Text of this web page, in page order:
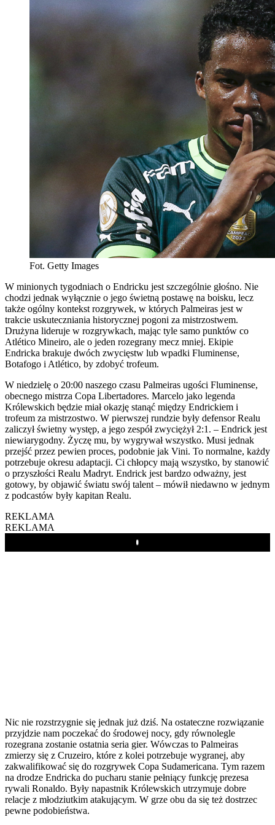
Fot. Getty Images
W minionych tygodniach o Endricku jest szczególnie głośno. Nie
chodzi jednak wyłącznie o jego świetną postawę na boisku, lecz
także ogólny kontekst rozgrywek, w których Palmeiras jest w
trakcie uskuteczniania historycznej pogoni za mistrzostwem.
Drużyna lideruje w rozgrywkach, mając tyle samo punktów co
Atlético Mineiro, ale o jeden rozegrany mecz mniej. Ekipie
Endricka brakuje dwóch zwycięstw lub wpadki Fluminense,
Botafogo i Atlético, by zdobyć trofeum.
W niedzielę o 20:00 naszego czasu Palmeiras ugości Fluminense,
obecnego mistrza Copa Libertadores. Marcelo jako legenda
Królewskich będzie miał okazję stanąć między Endrickiem i
trofeum za mistrzostwo. W pierwszej rundzie były defensor Realu
zaliczył świetny występ, a jego zespół zwyciężył 2:1. – Endrick jest
niewiarygodny. Życzę mu, by wygrywał wszystko. Musi jednak
przejść przez pewien proces, podobnie jak Vini. To normalne, każdy
potrzebuje okresu adaptacji. Ci chłopcy mają wszystko, by stanowić
o przyszłości Realu Madryt. Endrick jest bardzo odważny, jest
gotowy, by objawić światu swój talent – mówił niedawno w jednym
z podcastów były kapitan Realu.
REKLAMA
REKLAMA
Play
Nic nie rozstrzygnie się jednak już dziś. Na ostateczne rozwiązanie
przyjdzie nam poczekać do środowej nocy, gdy równolegle
rozegrana zostanie ostatnia seria gier. Wówczas to Palmeiras
zmierzy się z Cruzeiro, które z kolei potrzebuje wygranej, aby
zakwalifikować się do rozgrywek Copa Sudamericana. Tym razem
na drodze Endricka do pucharu stanie pełniący funkcję prezesa
rywali Ronaldo. Były napastnik Królewskich utrzymuje dobre
relacje z młodziutkim atakującym. W grze obu da się też dostrzec
pewne podobieństwa.